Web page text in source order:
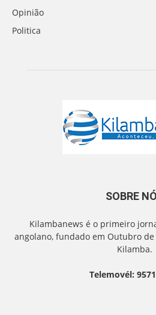
Opinião
Politica
SOBRE
Kilambanews é o primeiro
angolano, fundado em Outubro
Kilamba.
Telemovél: